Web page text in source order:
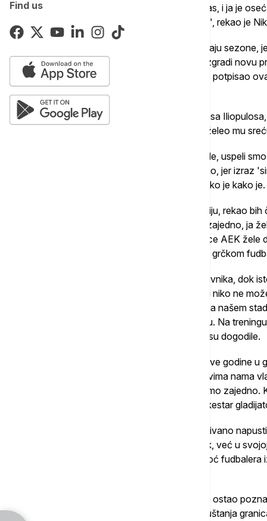
Find usrekli, predsedniče, to je obaveza za sve nas, i ja je
ljudima koji nas prate, svima koji vole AEK", rekao je
I druga stvar, koju sam takođe rekao na kraju
novog poglavlja, poglavlja koje može da izgradi novu
veoma srećan što sam ovde. Nisam samo potpisao
A što se tiče reči predsednika kluba, Mariosa
na saradnji veoma opširnim govorom i poželeo mu
"Marko, tokom celog perioda koliko si ovde, uspeli
gladijatora. I to možda zvuči kontradiktorno, jer izraz
pomalo protivrečno. Ali to je stvarnost. Tako je kako je.
Ti si Srbin, imamo sličan mentalitet, filozofiju, rekao
ostanemo zajedno. Ti želiš da ostanemo zajedno, ja
ostanemo zajedno. Svi koji su deo porodice AEK
koji je uspeo da ostvari impresivne stvari u grčkom
Već smo postali razlog za brigu naših protivnika, dok
našeg tima, kako u Grčkoj tako i u Evropi, i niko ne
učešće navijača, ne samo na 'Aja Sofiji', na našem
rekorde, kao što je, na primer, bilo u Volosu. Na
neverovatne stvari koje se nikada ranije nisu dogodile.
Uz sve brojne rekorde koje smo ostvarili ove godine
jedinstvenoj situaciji i rekao bih da među svima nama
dogovorom univerzum odlučio da ostanemo
ovaj impresivan, prelep, sinhronizovani orkestar
Podsećanja radi, Nikolić je prilično neočekivano
osvajanja Kupa Rusije i preuzeo AEK. Ipak, već u
domogne titule grčkog šampiona, uz pomoć
Što se Markove karijere tiče, u domovini je ostao
poslednju titulu kluba dosad, a nakon napuštanja